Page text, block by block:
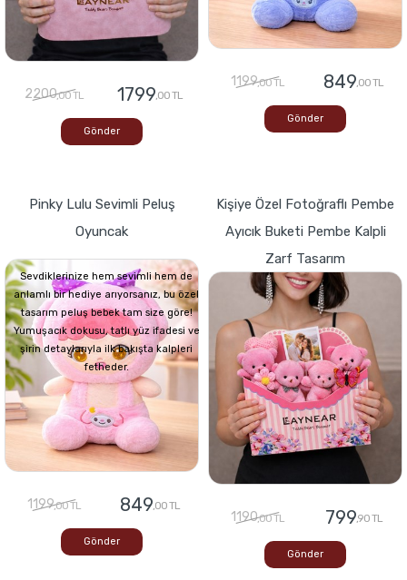
2200,00 TL 1799,00 TL
Gönder
1199,00 TL 849,00 TL
Gönder
Pinky Lulu Sevimli Peluş
Oyuncak
Sevdiklerinize hem sevimli hem de
anlamlı bir hediye arıyorsanız, bu özel
tasarım peluş bebek tam size göre!
Yumuşacık dokusu, tatlı yüz ifadesi ve
şirin detaylarıyla ilk bakışta kalpleri
fetheder.
1199,00 TL 849,00 TL
Gönder
Kişiye Özel Fotoğraflı Pembe
Ayıcık Buketi Pembe Kalpli
Zarf Tasarım
1190,00 TL 799,90 TL
Gönder